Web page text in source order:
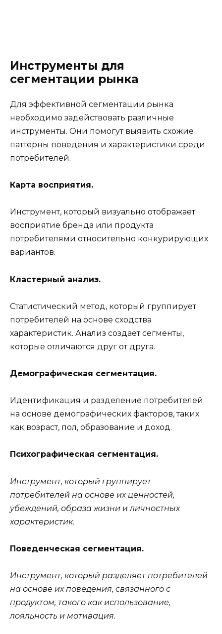
Инструменты для
сегментации рынка
Для эффективной сегментации рынка
необходимо задействовать различные
инструменты. Они помогут выявить схожие
паттерны поведения и характеристики среди
потребителей.
Карта восприятия.
Инструмент, который визуально отображает
восприятие бренда или продукта
потребителями относительно конкурирующих
вариантов.
Кластерный анализ.
Статистический метод, который группирует
потребителей на основе сходства
характеристик. Анализ создает сегменты,
которые отличаются друг от друга.
Демографическая сегментация.
Идентификация и разделение потребителей
на основе демографических факторов, таких
как возраст, пол, образование и доход.
Психографическая сегментация.
Инструмент, который группирует
потребителей на основе их ценностей,
убеждений, образа жизни и личностных
характеристик.
Поведенческая сегментация.
Инструмент, который разделяет потребителей
на основе их поведения, связанного с
продуктом, такого как использование,
лояльность и мотивация.